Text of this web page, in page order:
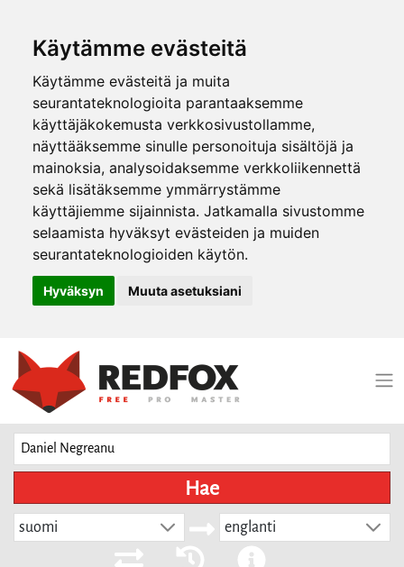
Käytämme evästeitä
Käytämme evästeitä ja muita
seurantateknologioita parantaaksemme
käyttäjäkokemusta verkkosivustollamme,
näyttääksemme sinulle personoituja sisältöjä ja
mainoksia, analysoidaksemme verkkoliikennettä
sekä lisätäksemme ymmärrystämme
käyttäjiemme sijainnista. Jatkamalla sivustomme
selaamista hyväksyt evästeiden ja muiden
seurantateknologioiden käytön.
Hyväksyn Muuta asetuksiani
Hae
suomi englanti